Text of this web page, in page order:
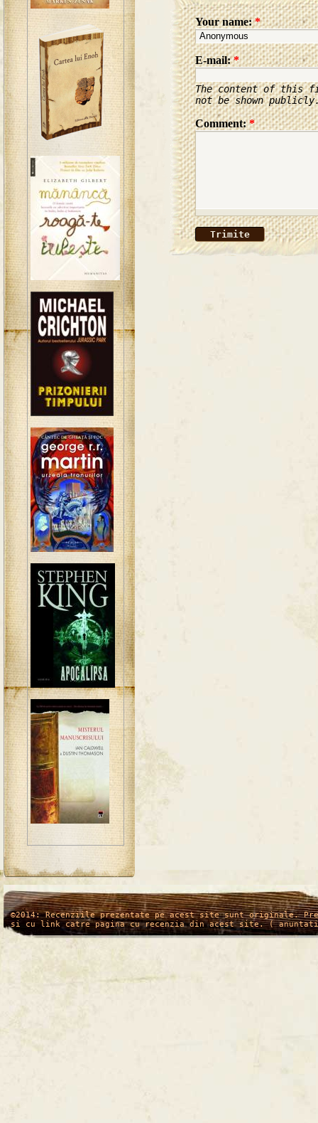
Your name:*
E-mail:*
The content of this
not be shown
Comment:*
/* */
©2014: Recenziile prezentate pe acest site sunt originale.
si cu link catre pagina cu recenzia din acest site. (